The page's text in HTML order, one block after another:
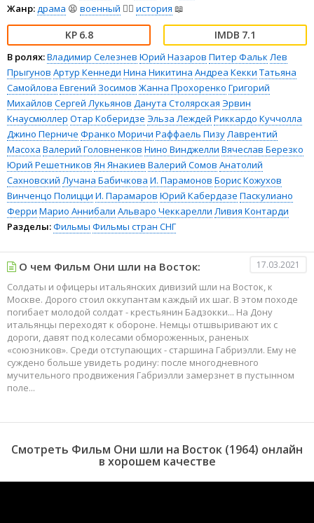
Жанр:драма 😫 военный 👨‍✈️ история 📖
6.8 7.1
В ролях:Владимир Селезнев Юрий Назаров Питер Фальк Лев
Прыгунов Артур Кеннеди Нина Никитина Андреа Кекки Татьяна
Самойлова Евгений Зосимов Жанна Прохоренко Григорий
Михайлов Сергей Лукьянов Данута Столярская Эрвин
Кнаусмюллер Отар Коберидзе Эльза Леждей Риккардо Куччолла
Джино Перниче Франко Моричи Раффаель ПизуЛаврентий
Масоха Валерий Головненков Нино Винджелли Вячеслав Березко
Юрий Решетников Ян Янакиев Валерий Сомов Анатолий
Сахновский Лучана Бабичкова И. Парамонов Борис Кожухов
Винченцо Полицци И. Парамаров Юрий Кабердазе Паскулиано
Ферри Марио Аннибали Альваро Чеккарелли Ливия Контарди
Разделы:Фильмы Фильмы стран СНГ
О чем Фильм Они шли на Восток: 17.03.2021
Солдаты и офицеры итальянских дивизий шли на Восток, к
Москве. Дорого стоил оккупантам каждый их шаг. В этом походе
погибает молодой солдат - крестьянин Бадзокки... На Дону
итальянцы переходят к обороне. Немцы отшвыривают их с
дороги, давят под колесами обмороженных, раненых
«союзников». Среди отступающих - старшина Габриэлли. Ему не
суждено больше увидеть родину: после многодневного
мучительного продвижения Габриэлли замерзнет в пустынном
поле...
Смотреть Фильм Они шли на Восток (1964) онлайн
в хорошем качестве